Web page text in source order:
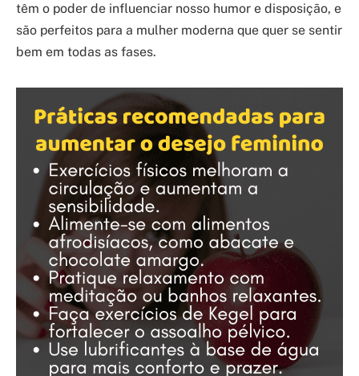
têm o poder de influenciar nosso humor e disposição, e
são perfeitos para a mulher moderna que quer se sentir
bem em todas as fases.